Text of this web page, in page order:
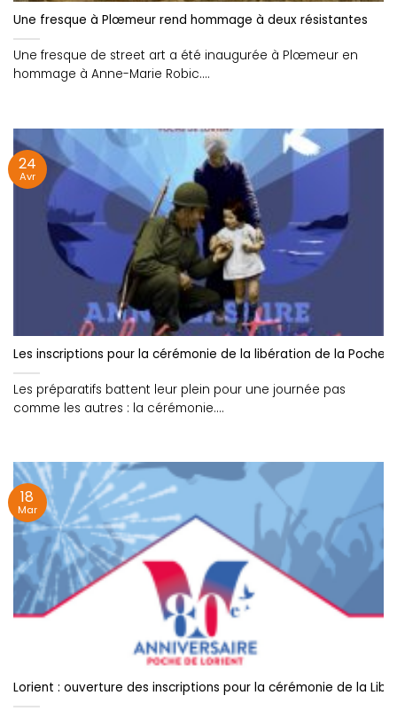
Une fresque à Plœmeur rend hommage à deux résistantes
Une fresque de street art a été inaugurée à Plœmeur en
hommage à Anne-Marie Robic....
Les inscriptions pour la cérémonie de la libération de la Poche
Les préparatifs battent leur plein pour une journée pas
comme les autres : la cérémonie....
24
Avr
Lorient : ouverture des inscriptions pour la cérémonie de la
18
Mar